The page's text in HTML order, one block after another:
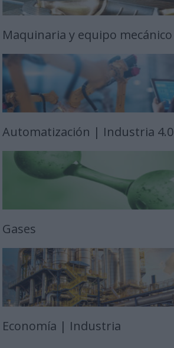
Maquinaria y equipo mecánico
Automatización | Industria 4.0
Gases
Economía | Industria